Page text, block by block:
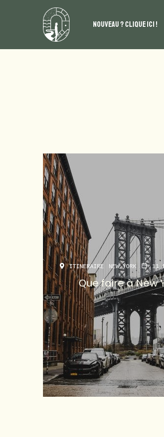
NOUVEAU ? CLIQUE ICI !
ITINERAIRE NEW YORK 11
Que faire à New